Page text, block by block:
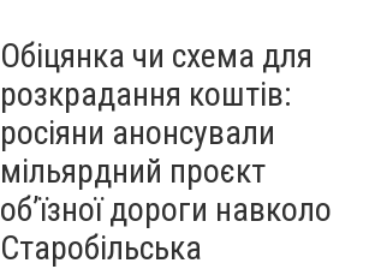
Обіцянка чи схема для
розкрадання коштів:
росіяни анонсували
мільярдний проєкт
об’їзної дороги навколо
Старобільська